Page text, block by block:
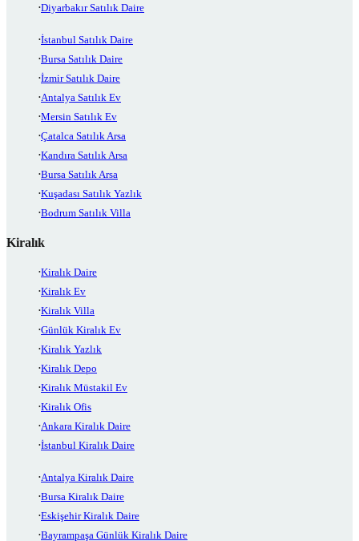
Diyarbakır Satılık Daire
İstanbul Satılık Daire
Bursa Satılık Daire
İzmir Satılık Daire
Antalya Satılık Ev
Mersin Satılık Ev
Çatalca Satılık Arsa
Kandıra Satılık Arsa
Bursa Satılık Arsa
Kuşadası Satılık Yazlık
Bodrum Satılık Villa
Kiralık
Kiralık Daire
Kiralık Ev
Kiralık Villa
Günlük Kiralık Ev
Kiralık Yazlık
Kiralık Depo
Kiralık Müstakil Ev
Kiralık Ofis
Ankara Kiralık Daire
İstanbul Kiralık Daire
Antalya Kiralık Daire
Bursa Kiralık Daire
Eskişehir Kiralık Daire
Bayrampaşa Günlük Kiralık Daire